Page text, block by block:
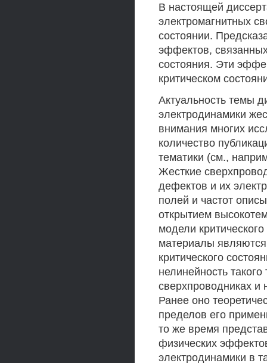
В настоящей
электромагнитных
состоянии.
эффектов,
состояния. Эти
критическом
Актуальность темы
электродинамики
внимания многих
количество
тематики (см.,
Жесткие
дефектов и их
полей и частот
открытием
модели
материалы
критического
нелинейность
сверхпроводниках и
Ранее оно
пределов его
то же время
физических
электродинамики в